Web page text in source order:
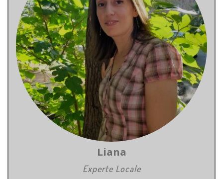
Liana
Experte Locale